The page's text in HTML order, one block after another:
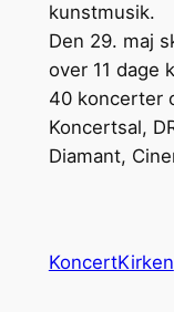
kunstmusik.
Den 29. maj
over 11 dage
40 koncerter
Koncertsal,
Diamant,
KoncertKirken